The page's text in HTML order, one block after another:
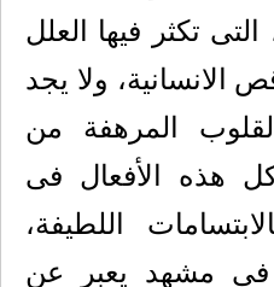
تكثر فيها العلل
الانسانية، ولا يجد
المرهفة من
هذه الأفعال فى
اللطيفة،
فى مشهد يعبر عن